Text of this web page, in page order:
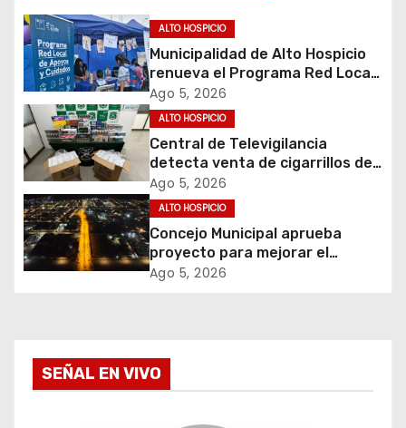
c
i
ó
n
d
e
e
r
a
ALTO HOSPICIO
Municipalidad de Alto Hospicio
renueva el Programa Red Local
de Apoyos y Cuidados
Ago 5, 2026
ALTO HOSPICIO
Central de Televigilancia
detecta venta de cigarrillos de
contrabando y permite
incautación de más de 3 mil
cajetillas
Ago 5, 2026
ALTO HOSPICIO
Concejo Municipal aprueba
proyecto para mejorar el
alumbrado público del sector El
Ago 5, 2026
SEÑAL EN VIVO